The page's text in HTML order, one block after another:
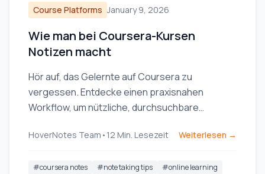
Course Platforms January 9, 2026
Wie man bei Coursera-Kursen
Notizen macht
Hör auf, das Gelernte auf Coursera zu
vergessen. Entdecke einen praxisnahen
Workflow, um nützliche, durchsuchbare
Langzeitgedächtnis fördern.
HoverNotes Team • 12 Min. Lesezeit Weiterlesen →
#coursera notes #note taking tips #online learning